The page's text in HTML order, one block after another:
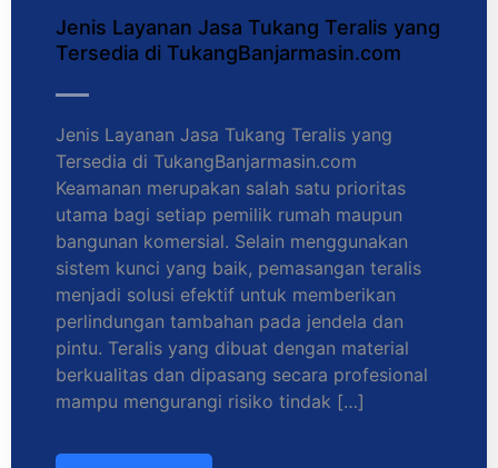
Jenis Layanan Jasa Tukang Teralis yang
Tersedia di TukangBanjarmasin.com
Jenis Layanan Jasa Tukang Teralis yang
Tersedia di TukangBanjarmasin.com
Keamanan merupakan salah satu prioritas
utama bagi setiap pemilik rumah maupun
bangunan komersial. Selain menggunakan
sistem kunci yang baik, pemasangan teralis
menjadi solusi efektif untuk memberikan
perlindungan tambahan pada jendela dan
pintu. Teralis yang dibuat dengan material
berkualitas dan dipasang secara profesional
mampu mengurangi risiko tindak […]